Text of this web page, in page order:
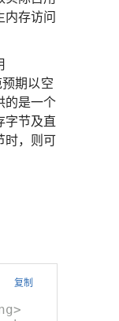
内存访问
期以空
的是一个
字节及直
时，则可
复制